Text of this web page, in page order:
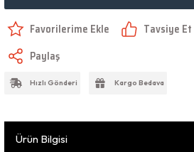
Tavsiye Et
Paylaş
Hızlı Gönderi Kargo Bedava
Ürün Bilgisi